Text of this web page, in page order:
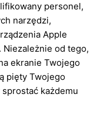
personel,
narzędzi,
Apple
od tego,
ekranie Twojego
pięty Twojego
każdemu